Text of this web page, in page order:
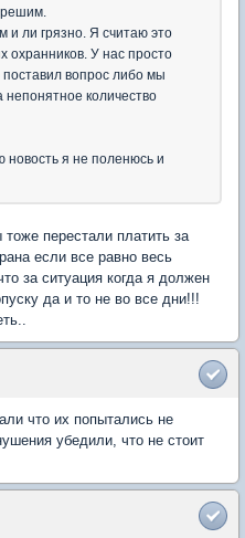
и ли грязно. Я считаю это
охранников. У нас просто
вопрос либо мы
непонятное количество
новость я не поленюсь и
перестали платить за
если все равно весь
за ситуация когда я должен
да и то не во все дни!!!
что их попытались не
убедили, что не стоит